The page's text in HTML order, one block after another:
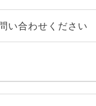
い合わせください